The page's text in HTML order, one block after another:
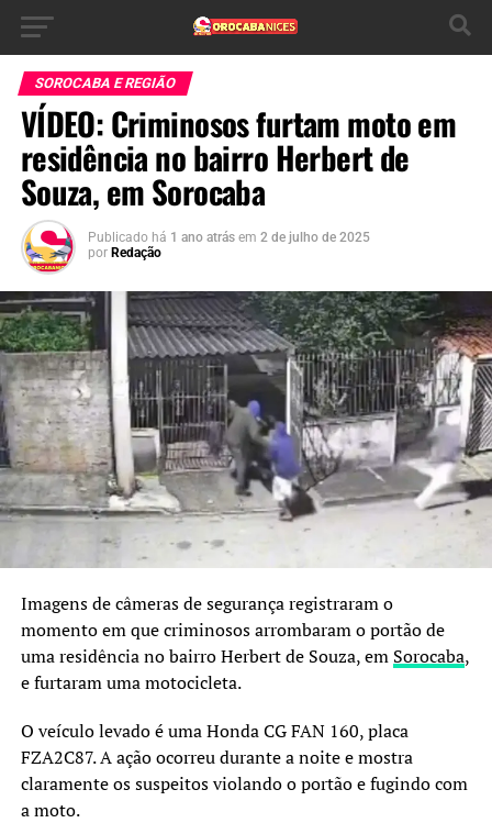
SOROCABA E REGIÃO
VÍDEO: Criminosos furtam moto em
residência no bairro Herbert de
Souza, em Sorocaba
Publicado há 1 ano atrás em 2 de julho de 2025
por Redação
Imagens de câmeras de segurança registraram o
momento em que criminosos arrombaram o portão de
uma residência no bairro Herbert de Souza, em Sorocaba,
e furtaram uma motocicleta.
O veículo levado é uma Honda CG FAN 160, placa
FZA2C87. A ação ocorreu durante a noite e mostra
claramente os suspeitos violando o portão e fugindo com
a moto.